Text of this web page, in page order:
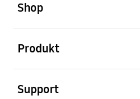
Shop
Produkt
Support